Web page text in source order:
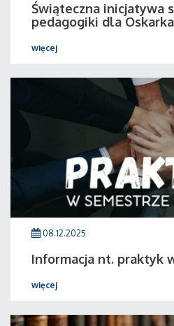
Świąteczna inicjatywa
pedagogiki dla
więcej
08.12.2025
Informacja nt. praktyk
więcej